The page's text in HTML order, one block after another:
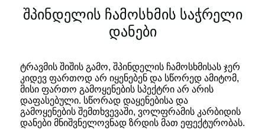
შპინდელის ჩამოსხმის საჭრელი
დანები
ტრავმის შიშის გამო, შპინდელის ჩამოსხმისას ჯერ
კიდევ ფართოდ არ იყენებენ და სწორედ ამიტომ,
მისი ფართო გამოყენების სპექტრი არ არის
დაფასებული. სწორად დაყენებისა და
გამოყენების შემთხვევაში, ვოლფრამის კარბიდის
დანები მნიშვნელოვნად ზრდის მათ ეფექტურობას.